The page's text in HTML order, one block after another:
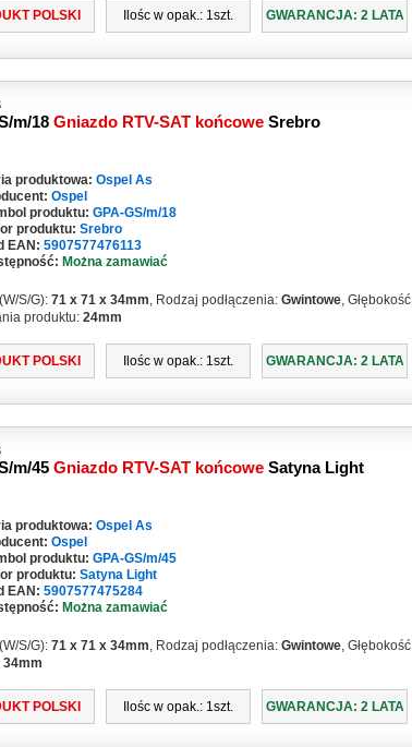
POLSKI Ilośc w opak.: 1szt. GWARANCJA: 2 LATA
m/18 Gniazdo RTV-SAT końcowe Srebro
produktowa: Ospel As
Ospel
produktu: GPA-GS/m/18
produktu: Srebro
EAN: 5907577476113
Można zamawiać
S/G): 71 x 71 x 34mm, Rodzaj podłączenia: Gwintowe, Głębokość
produktu: 24mm
POLSKI Ilośc w opak.: 1szt. GWARANCJA: 2 LATA
m/45 Gniazdo RTV-SAT końcowe Satyna Light
produktowa: Ospel As
Ospel
produktu: GPA-GS/m/45
produktu: Satyna Light
EAN: 5907577475284
Można zamawiać
S/G): 71 x 71 x 34mm, Rodzaj podłączenia: Gwintowe, Głębokość
34mm
POLSKI Ilośc w opak.: 1szt. GWARANCJA: 2 LATA